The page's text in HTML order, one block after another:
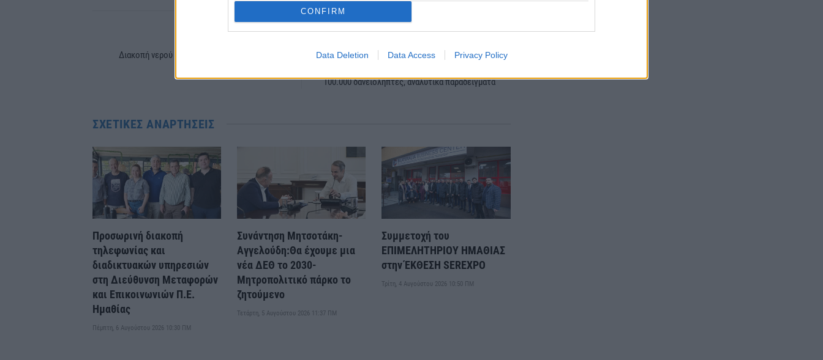
CONFIRM
Data Deletion Data Access Privacy Policy
Διακοπή νερού σε τμήμα της Αλεξάνδρειας –
Ψηφίζεται σήμερα στη Βουλή η νέα ρύθμιση για
100.000 δανειολήπτες, αναλυτικά παραδείγματα
ΣΧΕΤΙΚΈΣ ΑΝΑΡΤΉΣΕΙΣ
Προσωρινή διακοπή
τηλεφωνίας και
διαδικτυακών υπηρεσιών
στη Διεύθυνση Μεταφορών
και Επικοινωνιών Π.Ε.
Ημαθίας
Πέμπτη, 6 Αυγούστου 2026 10:30 ΠΜ
Συνάντηση Μητσοτάκη-
Αγγελούδη:Θα έχουμε μια
νέα ΔΕΘ το 2030-
Μητροπολιτικό πάρκο το
ζητούμενο
Τετάρτη, 5 Αυγούστου 2026 11:37 ΠΜ
Συμμετοχή του
ΕΠΙΜΕΛΗΤΗΡΙΟΥ ΗΜΑΘΙΑΣ
στην ΈΚΘΕΣΗ SEREXPO
Τρίτη, 4 Αυγούστου 2026 10:50 ΠΜ